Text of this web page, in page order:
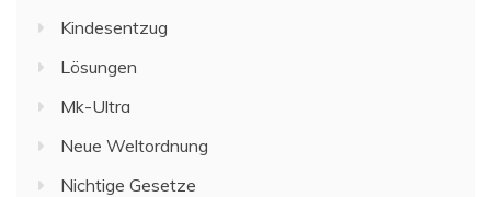
Kindesentzug
Lösungen
Mk-Ultra
Neue Weltordnung
Nichtige Gesetze